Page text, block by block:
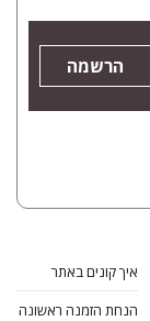
הרשמה
איך קונים באתר
הנחת הזמנה ראשונה